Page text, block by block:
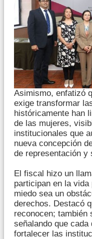
Asimismo, enfatizó
exige transformar
históricamente han
de las mujeres,
institucionales que
nueva concepción
de representación y
El fiscal hizo un
participan en la
miedo sea un
derechos. Destacó
reconocen; también
señalando que
fortalecer las